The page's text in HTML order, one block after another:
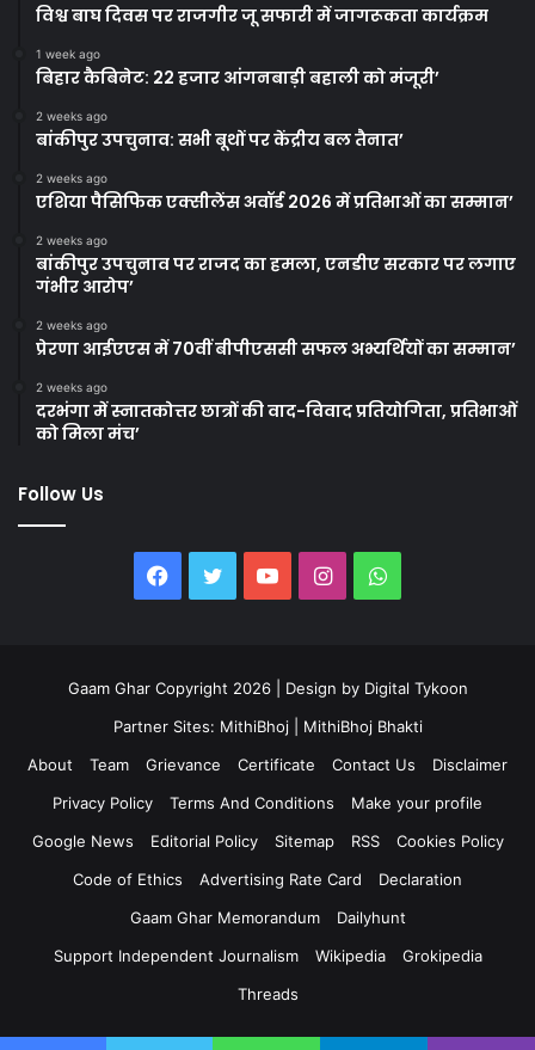
विश्व बाघ दिवस पर राजगीर जू सफारी में जागरूकता कार्यक्रम
1 week ago
बिहार कैबिनेट: 22 हजार आंगनबाड़ी बहाली को मंजूरी’
2 weeks ago
बांकीपुर उपचुनाव: सभी बूथों पर केंद्रीय बल तैनात’
2 weeks ago
एशिया पैसिफिक एक्सीलेंस अवॉर्ड 2026 में प्रतिभाओं का सम्मान’
2 weeks ago
बांकीपुर उपचुनाव पर राजद का हमला, एनडीए सरकार पर लगाए
गंभीर आरोप’
2 weeks ago
प्रेरणा आईएएस में 70वीं बीपीएससी सफल अभ्यर्थियों का सम्मान’
2 weeks ago
दरभंगा में स्नातकोत्तर छात्रों की वाद-विवाद प्रतियोगिता, प्रतिभाओं
को मिला मंच’
Follow Us
Facebook
TwitterYouTubeInstagramWhatsApp
Gaam Ghar Copyright 2026 | Design by Digital Tykoon
Partner Sites: MithiBhoj
MithiBhoj Bhakti
About
Team Grievance Certificate Contact Us
Disclaimer
Privacy Policy
Terms And Conditions
Make your profile
Google News
Editorial Policy Sitemap RSS
Cookies Policy
Code of Ethics
Advertising Rate Card
Declaration
Gaam Ghar Memorandum
Dailyhunt
Support Independent Journalism
Wikipedia
Grokipedia
Threads